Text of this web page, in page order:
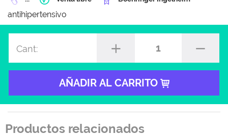
antihipertensivo
Cant: 1
AÑADIR AL CARRITO
Productos relacionados